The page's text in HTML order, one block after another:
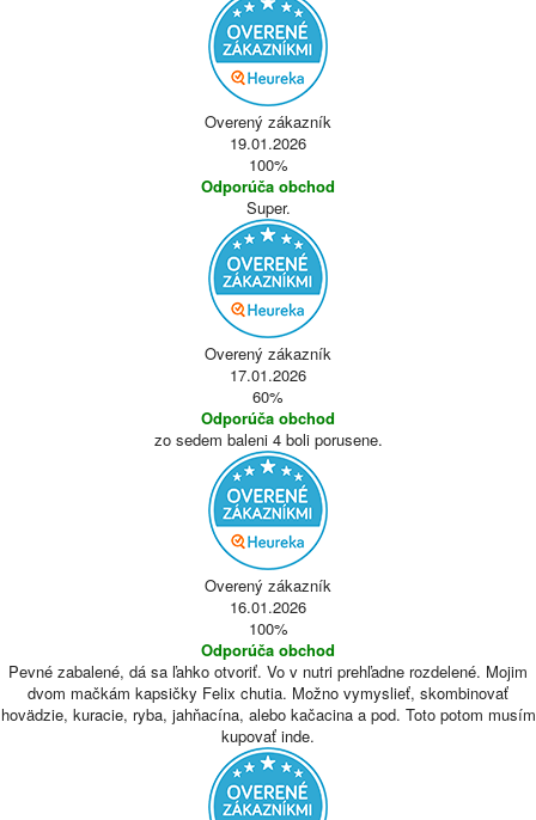
Overený zákazník
19.01.2026
100%
Odporúča obchod
Super.
Overený zákazník
17.01.2026
60%
Odporúča obchod
zo sedem baleni 4 boli porusene.
Overený zákazník
16.01.2026
100%
Odporúča obchod
Pevné zabalené, dá sa ľahko otvoriť. Vo v nutri prehľadne rozdelené. Mojim
dvom mačkám kapsičky Felix chutia. Možno vymyslieť, skombinovať
hovädzie, kuracie, ryba, jahňacína, alebo kačacina a pod. Toto potom musím
kupovať inde.